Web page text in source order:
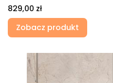
Cena
829,00 zł
Zobacz produkt